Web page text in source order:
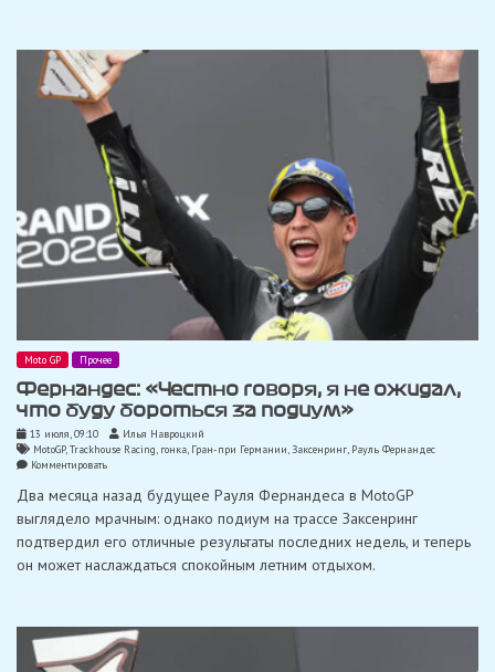
в
MotoGP
Moto GP Прочее
Фернандес: «Честно говоря, я не ожидал,
что буду бороться за подиум»
13 июля, 09:10
Илья Навроцкий
MotoGP,Trackhouse Racing, гонка, Гран-при Германии,Заксенринг, Рауль Фернандес
Комментироватьon
«Честно
я
не
что
подиум»
Два месяца назад будущее Рауля Фернандеса в MotoGP
выглядело мрачным: однако подиум на трассе Заксенринг
подтвердил его отличные результаты последних недель, и теперь
он может наслаждаться спокойным летним отдыхом.